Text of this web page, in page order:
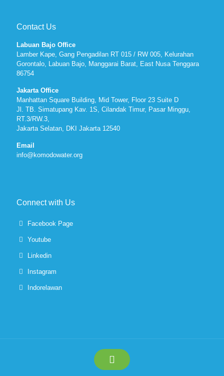
Contact Us
Labuan Bajo Office
Lamber Kape, Gang Pengadilan RT 015 / RW 005, Kelurahan
Gorontalo, Labuan Bajo, Manggarai Barat, East Nusa Tenggara
86754
Jakarta Office
Manhattan Square Building, Mid Tower, Floor 23 Suite D
Jl. TB. Simatupang Kav. 1S, Cilandak Timur, Pasar Minggu,
RT.3/RW.3,
Jakarta Selatan, DKI Jakarta 12540
Email
info@komodowater.org
Connect with Us
Facebook Page
Youtube
Linkedin
Instagram
Indorelawan